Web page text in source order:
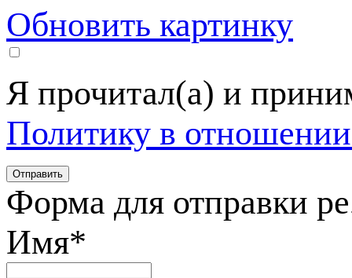
Обновить картинку
Я прочитал(а) и
Политику в
Форма для отправки
Имя*